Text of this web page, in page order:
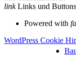
link Links und
Powered with
WordPress Cookie